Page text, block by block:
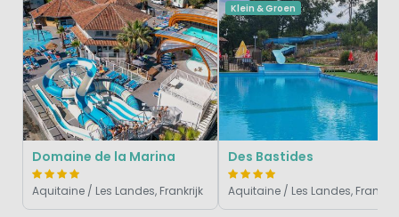
Domaine de la Marina
Aquitaine / Les Landes, Frankrijk
Klein & Groen
Des Bastides
Aquitaine / Les Landes, Frankrijk